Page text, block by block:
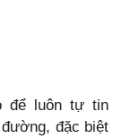
để luôn tự tin
đặc biệt